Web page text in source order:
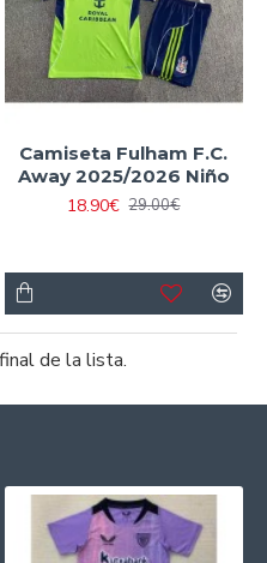
Camiseta Fulham F.C.
Away 2025/2026 Niño
18.90€ 29.00€
de la lista.